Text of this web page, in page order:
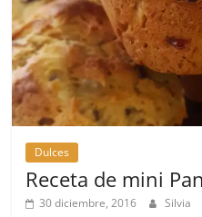
Dulces
Receta de mini
30 diciembre, 2016 Silvia